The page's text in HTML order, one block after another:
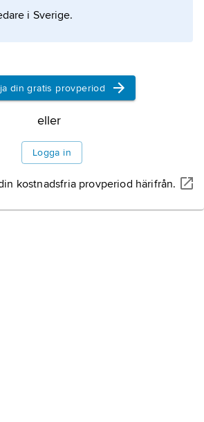
om artikeln
i Sverige.
din gratis provperiod
eller
Logga in
kostnadsfria provperiod härifrån.